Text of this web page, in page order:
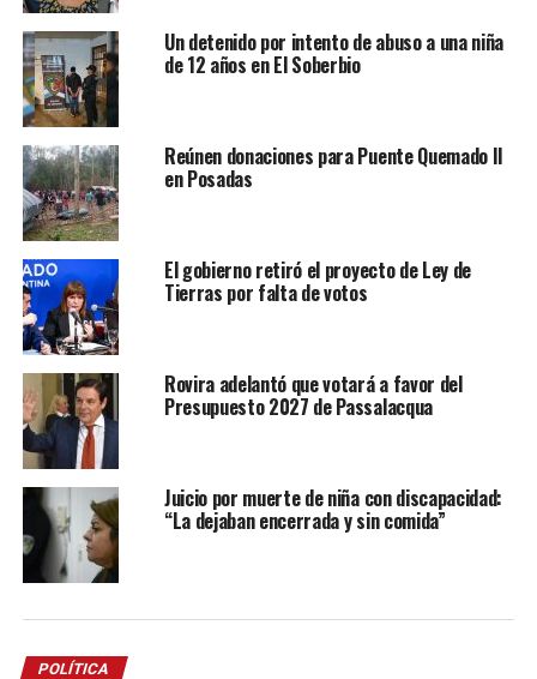
Un detenido por intento de abuso a una niña
de 12 años en El Soberbio
Reúnen donaciones para Puente Quemado II
en Posadas
El gobierno retiró el proyecto de Ley de
Tierras por falta de votos
Rovira adelantó que votará a favor del
Presupuesto 2027 de Passalacqua
Juicio por muerte de niña con discapacidad:
“La dejaban encerrada y sin comida”
POLÍTICA